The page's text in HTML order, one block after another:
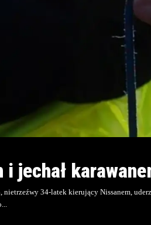
i jechał
34-latek kierujący Nissanem,